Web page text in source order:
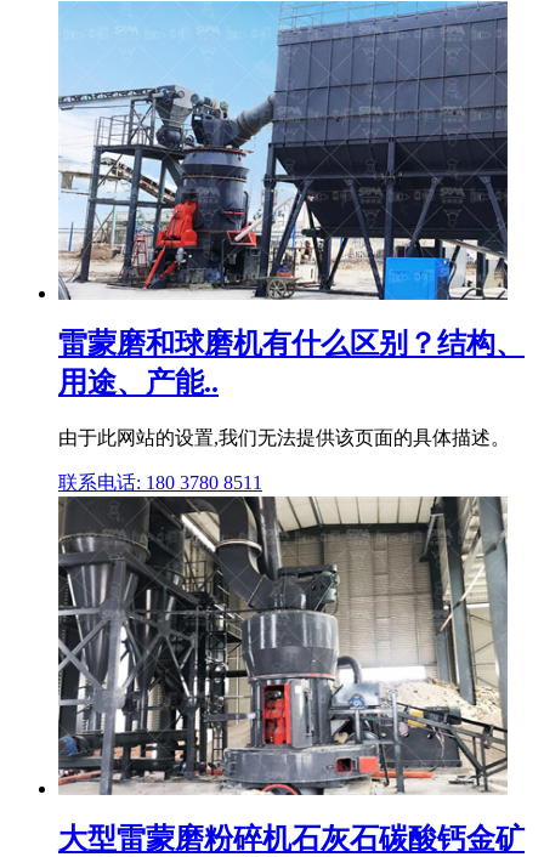
雷蒙磨和球磨机有什么区别？结构、
用途、产能..
由于此网站的设置,我们无法提供该页面的具体描述。
联系电话: 180 3780 8511
大型雷蒙磨粉碎机石灰石碳酸钙金矿